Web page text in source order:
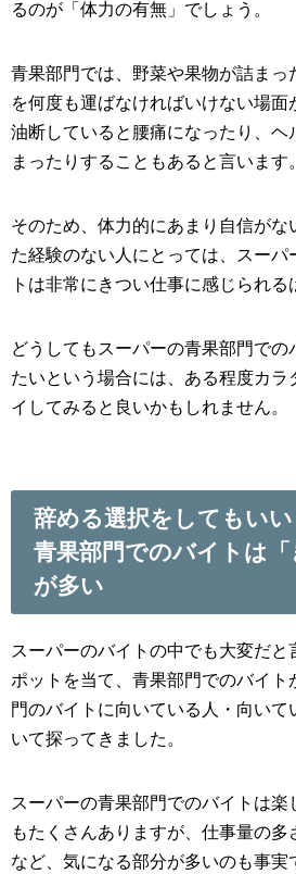
るのが「体力の有無」でしょう。
青果部門では、野菜や果物が詰まっ
を何度も運ばなければいけない場面
油断していると腰痛になったり、ヘ
まったりすることもあると言います。
そのため、体力的にあまり自信がな
た経験のない人にとっては、スーパ
トは非常にきつい仕事に感じられる
どうしてもスーパーの青果部門での
たいという場合には、ある程度カラ
イしてみると良いかもしれません。
辞める選択をしてもい
青果部門でのバイトは「
が多い
スーパーのバイトの中でも大変だと
ポットを当て、青果部門でのバイト
門のバイトに向いている人・向いて
いて探ってきました。
スーパーの青果部門でのバイトは楽
もたくさんありますが、仕事量の多
など、気になる部分が多いのも事実